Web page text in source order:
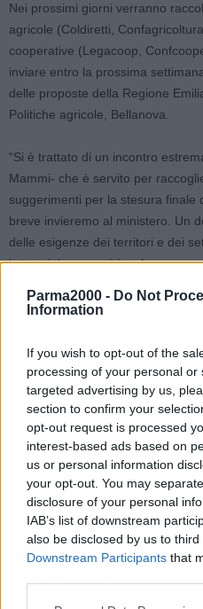
Parma2000 - Do Not
Information
If you wish to opt-out of the
processing of your personal
targeted advertising by us,
section to confirm your
opt-out request is processed
interest-based ads based on
us or personal information
your opt-out. You may
disclosure of your personal
IAB’s list of downstream
also be disclosed by us to
Downstream Participants that
Nei prossimi giorni verranno
agricole (Coldiretti,
cooperative (Legacoop,
inviare entro la prossima
delle proposte della Regione
Politiche agricole, Bellanova.
“Si è trattato di un incontro
Mammi- che è servito per
suggerimenti per la stesura finale
breve invieremo al ministero. Un
delle esigenze dei territori e dei
in termini economici e che
Emilia-Romagna alla ripresa e
e agroindustriale italiano,
ecologica. L’obiettivo, come
Recovery fund, è di tradurre
progetti di investimento
Le proposte
Tra le proposte avanzate dalla
finanziario destinato ai contratti
riconversione varietale in campo
l’adattamento al cambiamento
da calamità (gelo, grandine,
sostegno ai progetti di ricerca e
settore vitivinicolo si punta sullo